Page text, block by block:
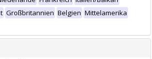
Großbritannien Belgien Mittelamerika